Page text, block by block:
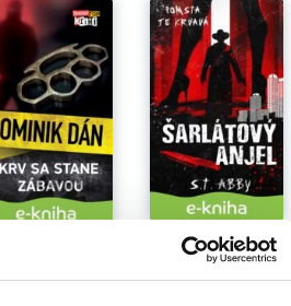
Šarlátový anjel
S.T. Abby
5,84€